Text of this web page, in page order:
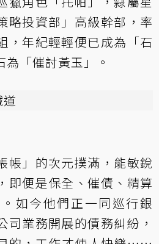
略投資部」高級幹部，率
，年紀輕輕便已成為「石
「催討黃玉」。
帳」的次元撲滿，能敏銳
即便是保全、催債、精算
如今他們正一同巡行銀
司業務開展的債務糾紛，